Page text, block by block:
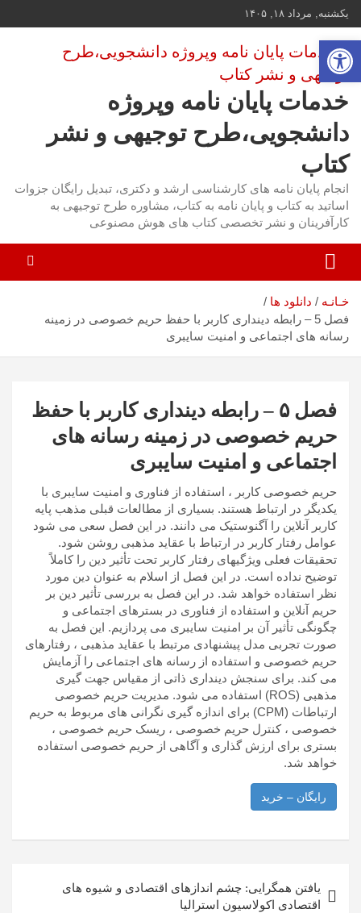
بروید
یکشنبه, مرداد ۱۸, ۱۴۰۵
خدمات پایان نامه وپروژه
دانشجویی،طرح توجیهی و نشر
کتاب
انجام پایان نامه های کارشناسی ارشد و دکتری، تبدیل رایگان جزوات
اساتید به کتاب و پایان نامه به کتاب، مشاوره طرح توجیهی به
کارآفرینان و نشر تخصصی کتاب های هوش مصنوعی
خـانـه دانلود ها
فصل 5 – رابطه دینداری کاربر با حفظ حریم خصوصی در زمینه
رسانه های اجتماعی و امنیت سایبری
فصل ۵ – رابطه دینداری کاربر با حفظ
حریم خصوصی در زمینه رسانه های
اجتماعی و امنیت سایبری
حریم خصوصی کاربر ، استفاده از فناوری و امنیت سایبری با
یکدیگر در ارتباط هستند. بسیاری از مطالعات قبلی مذهب پایه
کاربر آنلاین را آگنوستیک می دانند. در این فصل سعی می شود
عوامل رفتار کاربر در ارتباط با عقاید مذهبی روشن شود.
تحقیقات فعلی ویژگیهای رفتار کاربر تحت تأثیر دین را کاملاً
توضیح نداده است. در این فصل از اسلام به عنوان دین مورد
نظر استفاده خواهد شد. در این فصل به بررسی تأثیر دین بر
حریم آنلاین و استفاده از فناوری در بسترهای اجتماعی و
چگونگی تأثیر آن بر امنیت سایبری می پردازیم. این فصل به
صورت تجربی مدل پیشنهادی مرتبط با عقاید مذهبی ، رفتارهای
حریم خصوصی و استفاده از رسانه های اجتماعی را آزمایش
می کند. برای سنجش دینداری ذاتی از مقیاس جهت گیری
مذهبی (ROS) استفاده می شود. مدیریت حریم خصوصی
ارتباطات (CPM) برای اندازه گیری نگرانی های مربوط به حریم
خصوصی ، کنترل حریم خصوصی ، ریسک حریم خصوصی ،
بستری برای ارزش گذاری و آگاهی از حریم خصوصی استفاده
خواهد شد.
رایگان – خرید
نوشته
یافتن همگرایی: چشم اندازهای اقتصادی و شیوه های
اقتصادی اکولاسیون استرالیا
باز کردن نوار ابزار